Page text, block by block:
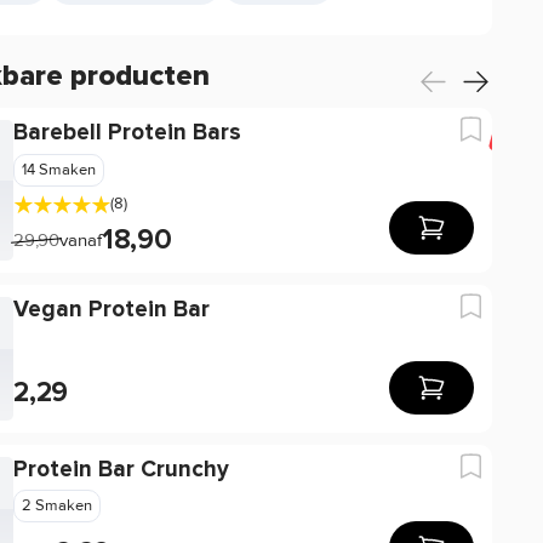
producten
Barebell Protein Bars
14 Smaken
(8)
29,90vanaf18,90
Vegan Protein Bar
2,29
Protein Bar Crunchy
2 Smaken